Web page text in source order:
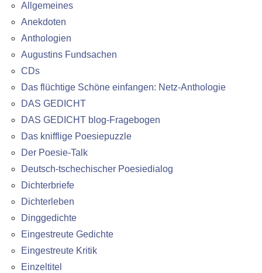
Allgemeines
Anekdoten
Anthologien
Augustins Fundsachen
CDs
Das flüchtige Schöne einfangen: Netz-Anthologie
DAS GEDICHT
DAS GEDICHT blog-Fragebogen
Das knifflige Poesiepuzzle
Der Poesie-Talk
Deutsch-tschechischer Poesiedialog
Dichterbriefe
Dichterleben
Dinggedichte
Eingestreute Gedichte
Eingestreute Kritik
Einzeltitel